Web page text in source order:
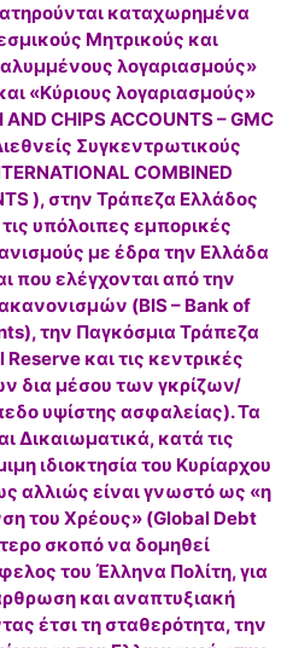
καταχωρημένα
Μητρικούς και
λογαριασμούς»
«Κύριους λογαριασμούς»
CHIPS ACCOUNTS – GMC
Συγκεντρωτικούς
COMBINED
), στην Τράπεζα Ελλάδος
υπόλοιπες εμπορικές
με έδρα την Ελλάδα
που ελέγχονται από την
(BIS – Bank of
την Παγκόσμια Τράπεζα
και τις κεντρικές
δια μέσου των γκρίζων/
υψίστης ασφαλείας). Τα
Δικαιωματικά, κατά τις
ιδιοκτησία του Κυρίαρχου
αλλιώς είναι γνωστό ως «η
του Χρέους» (Global Debt
σκοπό να δομηθεί
του Έλληνα Πολίτη, για
και αναπτυξιακή
έτσι τη σταθερότητα, την